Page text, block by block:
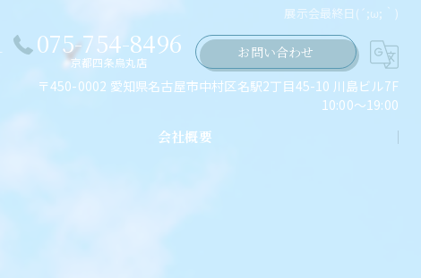
展示会最終日(´;ω;｀)
075-754-8496
京都四条烏丸店
お問い合わせ
〒450-0002 愛知県名古屋市中村区名駅2丁目45-10 川島ビル7F
10:00～19:00
会社概要